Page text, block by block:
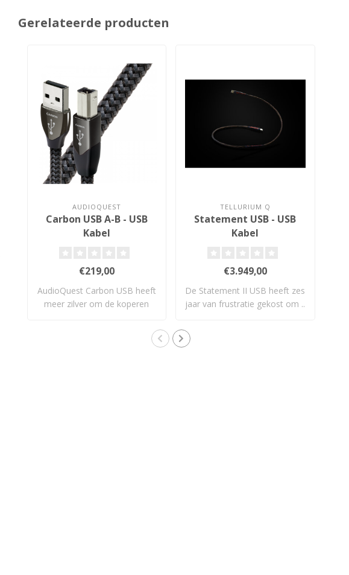
Gerelateerde producten
AUDIOQUEST
Carbon USB A-B - USB
Kabel
€219,00
AudioQuest Carbon USB heeft
meer zilver om de koperen
TELLURIUM Q
Statement USB - USB
Kabel
€3.949,00
De Statement II USB heeft zes
jaar van frustratie gekost om ..